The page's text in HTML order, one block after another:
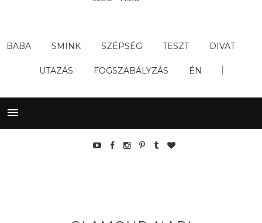
BABA SMINK SZÉPSÉG TESZT DIVAT
UTAZÁS FOGSZABÁLYZÁS ÉN